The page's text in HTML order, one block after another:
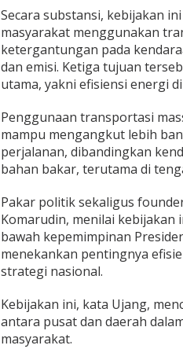
a
n
K
e
b
i
a
a
n
T
a
n
s
f
o
r
s
i
B
Secara substansi, kebijakan
masyarakat menggunakan
ketergantungan pada
dan emisi. Ketiga tujuan
utama, yakni efisiensi energi
Penggunaan transportasi
mampu mengangkut lebih
perjalanan, dibandingkan
bahan bakar, terutama di
Pakar politik sekaligus
Komarudin, menilai kebijakan
bawah kepemimpinan
menekankan pentingnya
strategi nasional.
Kebijakan ini, kata Ujang,
antara pusat dan daerah
masyarakat.